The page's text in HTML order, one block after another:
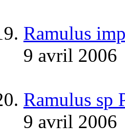
Ramulus
9 avril 2006
Ramulus sp
9 avril 2006